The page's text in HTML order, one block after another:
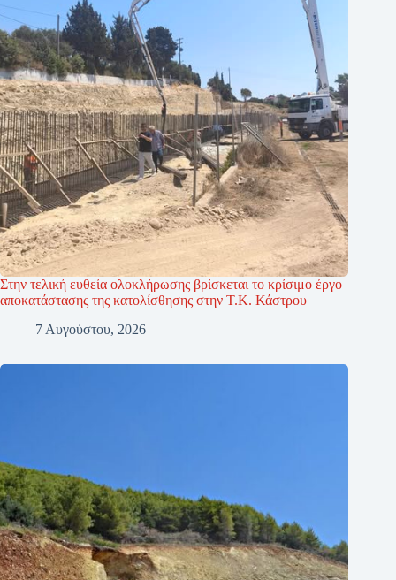
Στην τελική ευθεία ολοκλήρωσης βρίσκεται το κρίσιμο έργο
αποκατάστασης της κατολίσθησης στην Τ.Κ. Κάστρου
7 Αυγούστου, 2026